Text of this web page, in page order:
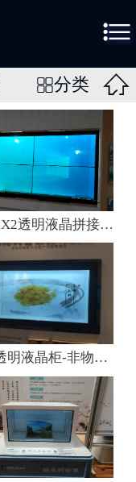


分类
43寸2X2透明液晶拼接屏-湖南中医药大学附属第一医院
43寸透明液晶柜-非物质文化遗产宣传